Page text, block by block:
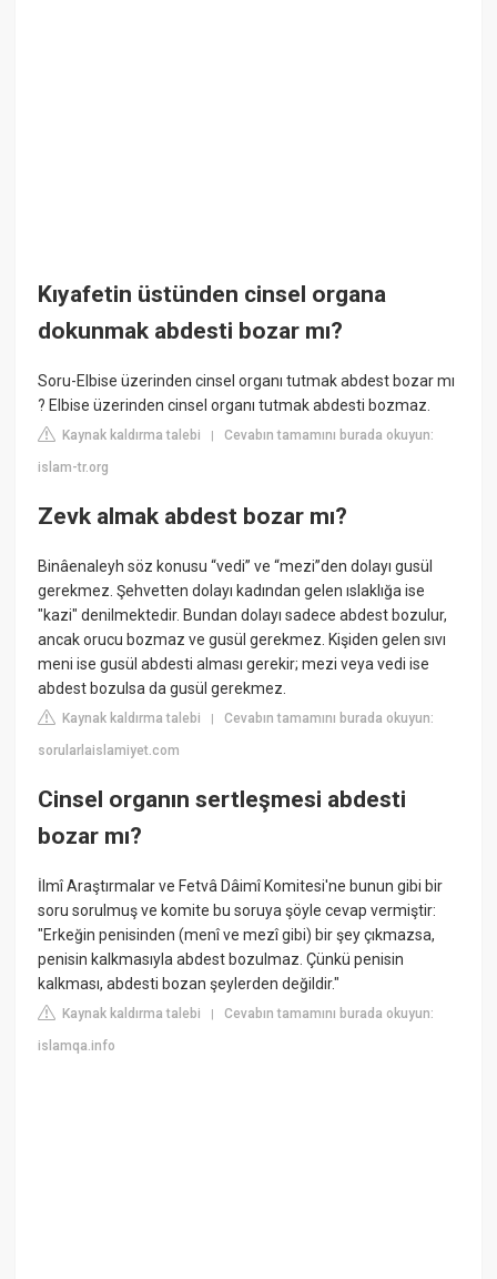
Kıyafetin üstünden cinsel organa
dokunmak abdesti bozar mı?
Soru-Elbise üzerinden cinsel organı tutmak abdest bozar mı
? Elbise üzerinden cinsel organı tutmak abdesti bozmaz.
Kaynak kaldırma talebi |Cevabın tamamını burada okuyun:
islam-tr.org
Zevk almak abdest bozar mı?
Binâenaleyh söz konusu “vedi” ve “mezi”den dolayı gusül
gerekmez. Şehvetten dolayı kadından gelen ıslaklığa ise
"kazi" denilmektedir. Bundan dolayı sadece abdest bozulur,
ancak orucu bozmaz ve gusül gerekmez. Kişiden gelen sıvı
meni ise gusül abdesti alması gerekir; mezi veya vedi ise
abdest bozulsa da gusül gerekmez.
Kaynak kaldırma talebi |Cevabın tamamını burada okuyun:
sorularlaislamiyet.com
Cinsel organın sertleşmesi abdesti
bozar mı?
İlmî Araştırmalar ve Fetvâ Dâimî Komitesi'ne bunun gibi bir
soru sorulmuş ve komite bu soruya şöyle cevap vermiştir:
"Erkeğin penisinden (menî ve mezî gibi) bir şey çıkmazsa,
penisin kalkmasıyla abdest bozulmaz. Çünkü penisin
kalkması, abdesti bozan şeylerden değildir."
Kaynak kaldırma talebi |Cevabın tamamını burada okuyun:
islamqa.info